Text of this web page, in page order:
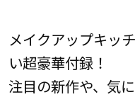
メイクアップキッ
い超豪華付録！
注目の新作や、気